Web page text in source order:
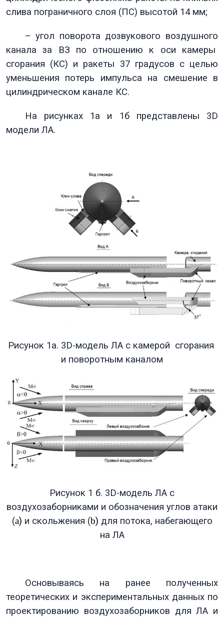
слива пограничного слоя (ПС) высотой 14 мм;
– угол поворота дозвукового воздушного
канала за ВЗ по отношению к оси камеры
сгорания (КС) и ракеты 37 градусов с целью
уменьшения потерь импульса на смешение в
цилиндрическом канале КС.
На рисунках 1а и 1б представлены 3D
модели ЛА.
Рисунок 1а. 3D-модель ЛА с камерой сгорания
и поворотным каналом
Рисунок 1 б. 3D-модель ЛА с
воздухозаборниками и обозначения углов атаки
(a) и скольжения (b) для потока, набегающего
на ЛА
Основываясь на ранее полученных
теоретических и экспериментальных данных по
проектированию воздухозаборников для ЛА и